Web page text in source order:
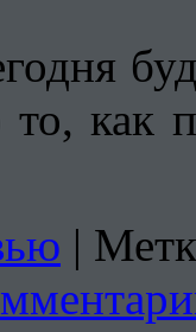
как
|